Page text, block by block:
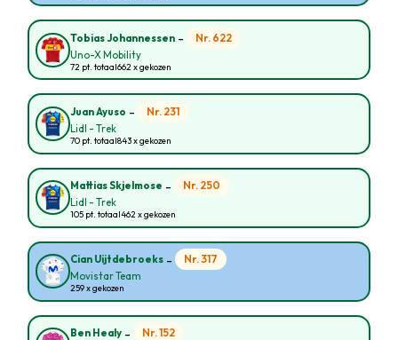
Tobias Johannessen - Nr. 622
Uno-X Mobility
72 pt. totaal662 x gekozen
Juan Ayuso - Nr. 231
Lidl - Trek
70 pt. totaal843 x gekozen
Mattias Skjelmose - Nr. 250
Lidl - Trek
105 pt. totaal462 x gekozen
Cian Uijtdebroeks - Nr. 317
Movistar Team
259 x gekozen
Ben Healy - Nr. 152